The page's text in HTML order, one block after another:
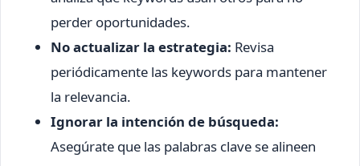
perder oportunidades.
No actualizar la estrategia: Revisa
periódicamente las keywords para mantener
la relevancia.
Ignorar la intención de búsqueda:
Asegúrate que las palabras clave se alineen